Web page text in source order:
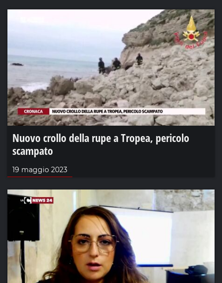
Nuovo crollo della rupe a Tropea, pericolo
scampato
19 maggio 2023